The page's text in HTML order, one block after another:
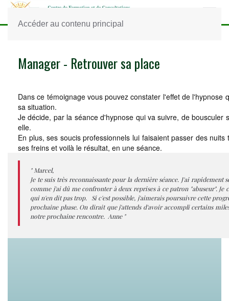
Accéder au contenu principal
Manager - Retrouver sa place
Dans ce témoignage vous pouvez constater l'effet de
sa situation.
Je décide, par la séance d'hypnose qui va suivre, de
elle.
En plus, ses soucis professionnels lui faisaient passer des
ses freins et voilà le résultat, en une séance.
" Marcel,
Je te suis très reconnaissante pour la dernière séance. J'ai
comme j'ai dû me confronter à deux reprises à ce patron "abuseur".
qui n'en dit pas trop. Si c'est possible, j'aimerais poursuivre cette
prochaine phase. On dirait que j'attends d'avoir accompli certains
notre prochaine rencontre. Anne "